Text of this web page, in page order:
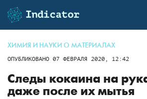
ХИМИЯ И НАУКИ О МАТЕРИАЛАХ
ОПУБЛИКОВАНО 07 ФЕВРАЛЯ 2020, 12:42
Следы кокаина на
даже после их мытья